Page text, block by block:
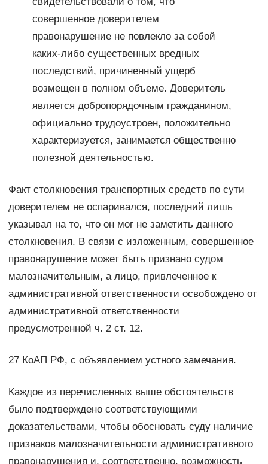
совершенное доверителем
правонарушение не повлекло за собой
каких-либо существенных вредных
последствий, причиненный ущерб
возмещен в полном объеме. Доверитель
является добропорядочным гражданином,
официально трудоустроен, положительно
характеризуется, занимается общественно
полезной деятельностью.
Факт столкновения транспортных средств по сути
доверителем не оспаривался, последний лишь
указывал на то, что он мог не заметить данного
столкновения. В связи с изложенным, совершенное
правонарушение может быть признано судом
малозначительным, а лицо, привлеченное к
административной ответственности освобождено от
административной ответственности
предусмотренной ч. 2 ст. 12.
27 КоАП РФ, с объявлением устного замечания.
Каждое из перечисленных выше обстоятельств
было подтверждено соответствующими
доказательствами, чтобы обосновать суду наличие
признаков малозначительности административного
правонарушения и, соответственно, возможность